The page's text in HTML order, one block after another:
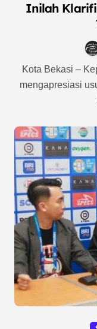
Inilah
Kota Bekasi – Kepala Dinas Pendidikan Kota Bekasi
mengapresiasi